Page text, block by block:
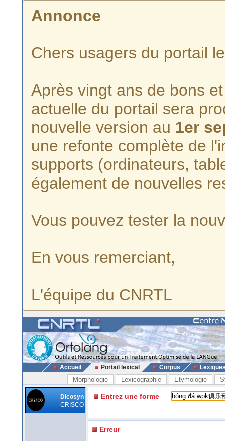
Annonce
Chers usagers du portail
Après vingt ans de bons
actuelle du portail sera
nouvelle version au 1er
une refonte complète de
supports (ordinateurs,
également de nouvelles
Vous pouvez tester la
En vous remerciant,
L'équipe du CNRTL
Accueil Portail lexical Corpus
Morphologie Lexicographie Etymologie
Dicosyn
CRISCO
Entrez une forme
Erreur